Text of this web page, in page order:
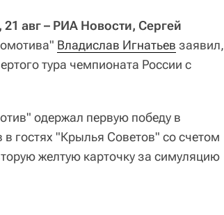
авг – РИА Новости, Сергей
Владислав Игнатьев заявил,
тура чемпионата России с
одержал первую победу в
гостях "Крылья Советов" со счетом
желтую карточку за симуляцию